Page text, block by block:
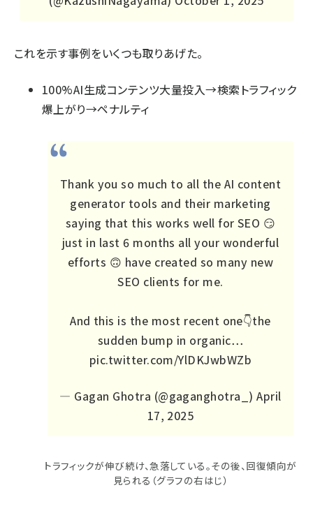
これを示す事例をいくつも取りあげた。
100%AI生成コンテンツ大量投入→検索トラフィック
爆上がり→ペナルティ
Thank you so much to all the AI content
generator tools and their marketing
saying that this works well for SEO 😏
just in last 6 months all your wonderful
efforts 🙃 have created so many new
SEO clients for me.
And this is the most recent one👇the
sudden bump in organic…
pic.twitter.com/YlDKJwbWZb
— Gagan Ghotra (@gaganghotra_)April
17, 2025
トラフィックが伸び続け、急落している。その後、回復傾向が
見られる（グラフの右はじ）